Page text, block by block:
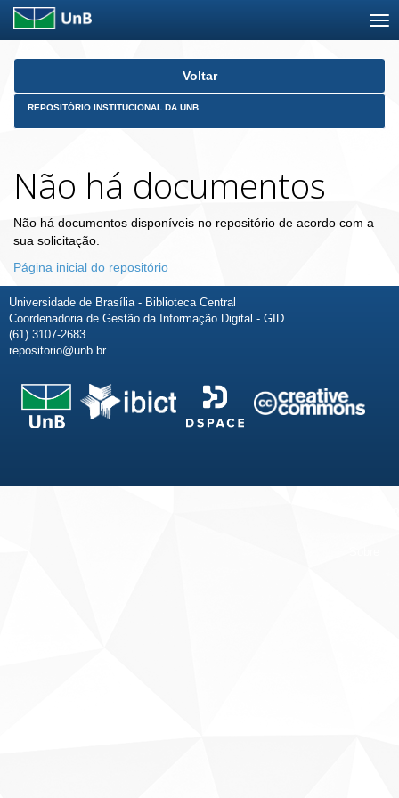
Skip
Voltar
REPOSITÓRIO INSTITUCIONAL DA UNB
Não há documentos
Não há documentos disponíveis no repositório de acordo com a
sua solicitação.
Página inicial do repositório
Universidade de Brasília - Biblioteca Central
Coordenadoria de Gestão da Informação Digital - GID
(61) 3107-2683
repositorio@unb.br